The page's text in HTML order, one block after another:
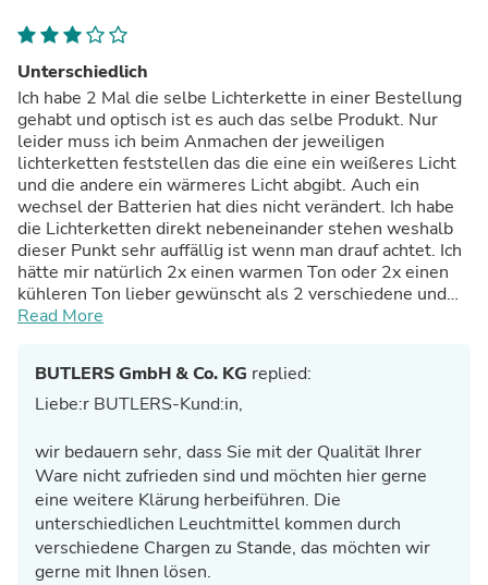
Unterschiedlich
Ich habe 2 Mal die selbe Lichterkette in einer Bestellung
gehabt und optisch ist es auch das selbe Produkt. Nur
leider muss ich beim Anmachen der jeweiligen
lichterketten feststellen das die eine ein weißeres Licht
und die andere ein wärmeres Licht abgibt. Auch ein
wechsel der Batterien hat dies nicht verändert. Ich habe
die Lichterketten direkt nebeneinander stehen weshalb
dieser Punkt sehr auffällig ist wenn man drauf achtet. Ich
hätte mir natürlich 2x einen warmen Ton oder 2x einen
kühleren Ton lieber gewünscht als 2 verschiedene und
ehrlich gesagt habe ich das auch erwartet. Nun denn , ich
abgesehen davon sind sie wirklich schön! Ich habe sie in 2
Glas Vasen drapiert und die spiegeln die Einzelnen
vielleicht noch zu erwähnen daß das Licht nicht sehr
ausgeprägt ist. Es reicht nicht aus um in näherer
Umgebung etwas zu sehen wenn es Dunkel ist. Es ist
lediglich für die Atmosphäre und fürs Auge eine schöne
Sache.
Read More
BUTLERS GmbH & Co. KG replied:
Liebe:r BUTLERS-Kund:in,
wir bedauern sehr, dass Sie mit der Qualität Ihrer
Ware nicht zufrieden sind und möchten hier gerne
eine weitere Klärung herbeiführen. Die
unterschiedlichen Leuchtmittel kommen durch
verschiedene Chargen zu Stande, das möchten wir
gerne mit Ihnen lösen.